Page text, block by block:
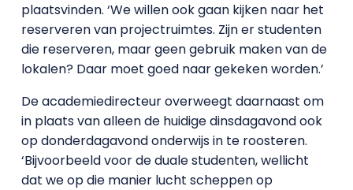
plaatsvinden. ‘We willen ook gaan kijken naar het
reserveren van projectruimtes. Zijn er studenten
die reserveren, maar geen gebruik maken van de
lokalen? Daar moet goed naar gekeken worden.’
De academiedirecteur overweegt daarnaast om
in plaats van alleen de huidige dinsdagavond ook
op donderdagavond onderwijs in te roosteren.
‘Bijvoorbeeld voor de duale studenten, wellicht
dat we op die manier lucht scheppen op